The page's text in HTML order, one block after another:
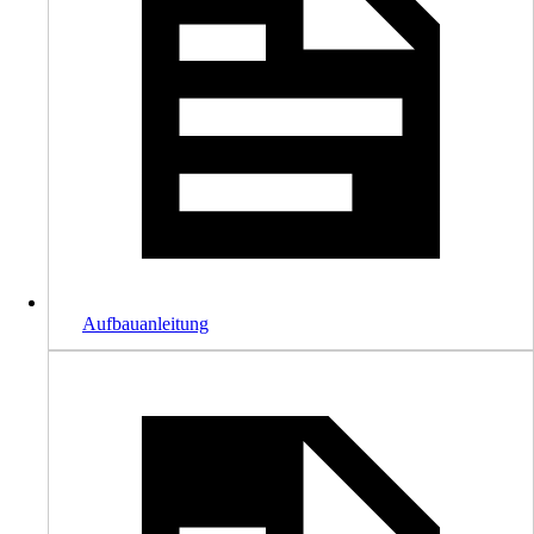
Aufbauanleitung